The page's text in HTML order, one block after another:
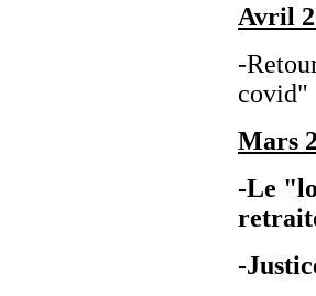
Avril
-
covid"
Mars
-Le
-